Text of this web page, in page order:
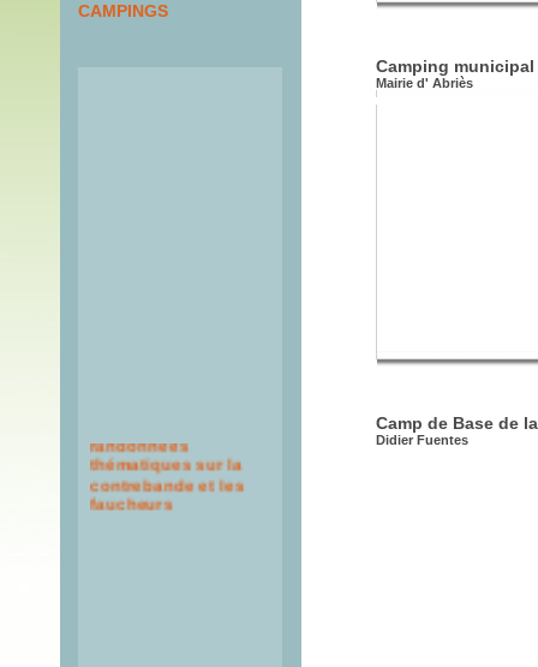
CAMPINGS
thématiques sur la
contrebande et les
faucheurs
Camping
Mairie d' Abriès
Camp de Base de
Didier Fuentes